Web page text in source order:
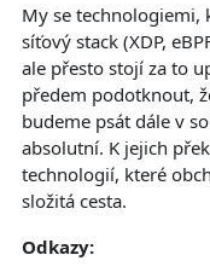
My se technologiemi,
síťový stack (XDP,
ale přesto stojí za to
předem podotknout,
budeme psát dále v
absolutní. K jejich
technologií, které
složitá cesta.
Odkazy: